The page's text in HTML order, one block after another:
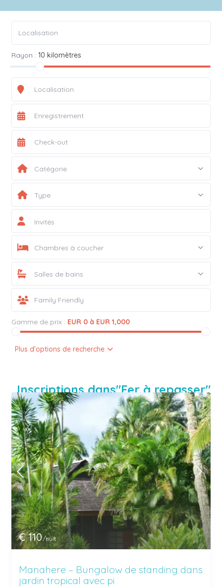
Rayon : 10 kilomètres
Catégorie
Type
Invités
Chambres à coucher
Salles de bains
Gamme de prix : EUR 0 à EUR 1,000
Plus d'options de recherche
Inscriptions dans"Fer à repasser"
€ 110/nuit
Manahere – Bungalow de standing dans
jardin tropical avec pi